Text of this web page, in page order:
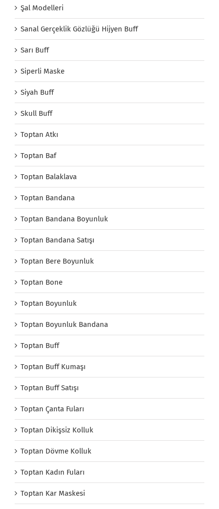
Şal Modelleri
Sanal Gerçeklik Gözlüğü Hijyen Buff
Sarı Buff
Siperli Maske
Siyah Buff
Skull Buff
Toptan Atkı
Toptan Baf
Toptan Balaklava
Toptan Bandana
Toptan Bandana Boyunluk
Toptan Bandana Satışı
Toptan Bere Boyunluk
Toptan Bone
Toptan Boyunluk
Toptan Boyunluk Bandana
Toptan Buff
Toptan Buff Kumaşı
Toptan Buff Satışı
Toptan Çanta Fuları
Toptan Dikişsiz Kolluk
Toptan Dövme Kolluk
Toptan Kadın Fuları
Toptan Kar Maskesi